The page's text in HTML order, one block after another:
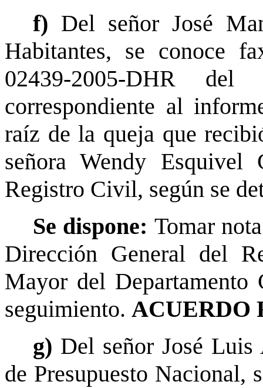
f) Del señor José
Habitantes, se conoce
02439-2005-DHR
correspondiente al
raíz de la queja que
señora Wendy
Registro Civil, según se
Se dispone: Tomar
Dirección General del
Mayor del
seguimiento. ACUERDO
g) Del señor José
de Presupuesto Nacional,